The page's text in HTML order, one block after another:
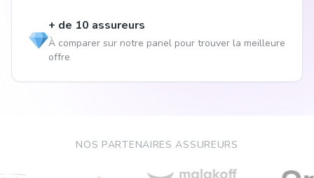
+ de 10 assureurs
À comparer sur notre panel pour trouver la meilleure
offre
NOS PARTENAIRES ASSUREURS